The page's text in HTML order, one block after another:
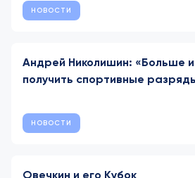
НОВОСТИ
Андрей Николишин: «Больше
получить спортивные
НОВОСТИ
Овечкин и его Кубок